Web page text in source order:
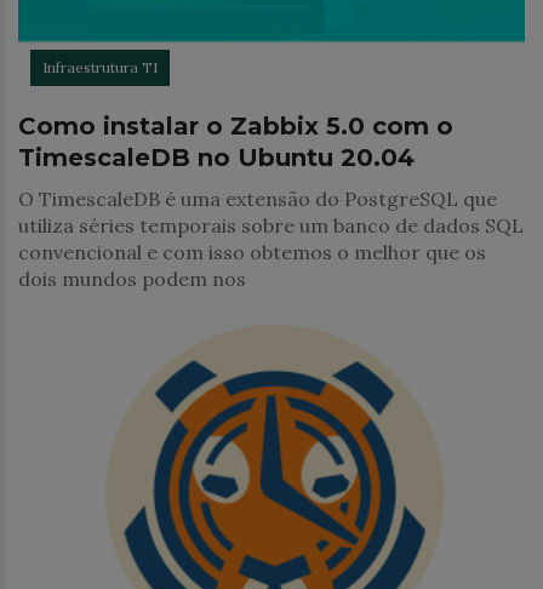
Infraestrutura TI
Como instalar o Zabbix 5.0 com o
TimescaleDB no Ubuntu 20.04
O TimescaleDB é uma extensão do PostgreSQL que
utiliza séries temporais sobre um banco de dados SQL
convencional e com isso obtemos o melhor que os
dois mundos podem nos